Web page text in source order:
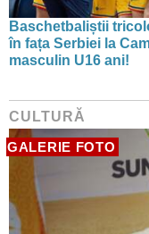
Baschetbaliștii
în fața Serbiei la
masculin U16 ani!
CULTURĂ
GALERIE FOTO